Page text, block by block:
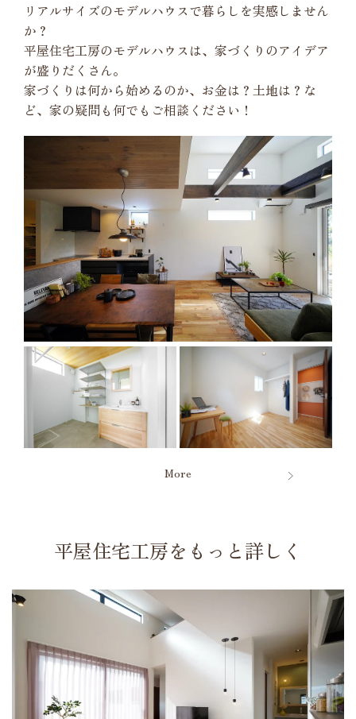
リアルサイズのモデルハウスで暮らしを実感しません
か？
平屋住宅工房のモデルハウスは、家づくりのアイデア
が盛りだくさん。
家づくりは何から始めるのか、お金は？土地は？な
ど、家の疑問も何でもご相談ください！
More
平屋住宅工房をもっと詳しく